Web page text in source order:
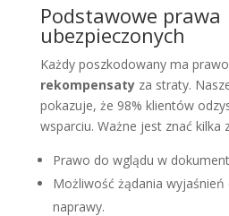
Podstawowe prawa
ubezpieczonych
Każdy poszkodowany ma
rekompensatyza straty.
pokazuje, że 98% klientów
wsparciu. Ważne jest znać kilka
Prawo do wglądu w
Możliwość żądania
naprawy.